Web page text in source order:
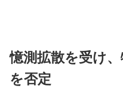
憶測拡散を受け
を否定